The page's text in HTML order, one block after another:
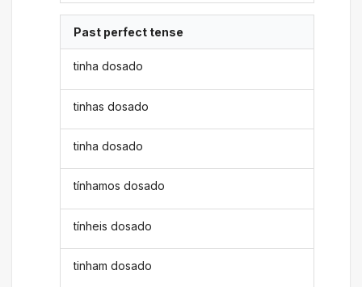
Past perfect tense
tinha dosado
tinhas dosado
tinha dosado
tínhamos dosado
tínheis dosado
tinham dosado